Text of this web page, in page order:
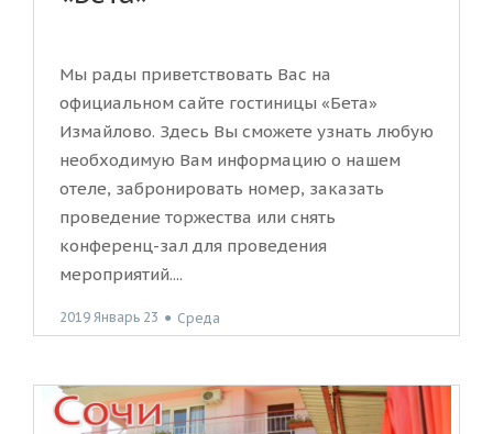
Мы рады приветствовать Вас на
официальном сайте гостиницы «Бета»
Измайлово. Здесь Вы сможете узнать любую
необходимую Вам информацию о нашем
отеле, забронировать номер, заказать
проведение торжества или снять
конференц-зал для проведения
мероприятий....
2019 Январь 23 ● Среда